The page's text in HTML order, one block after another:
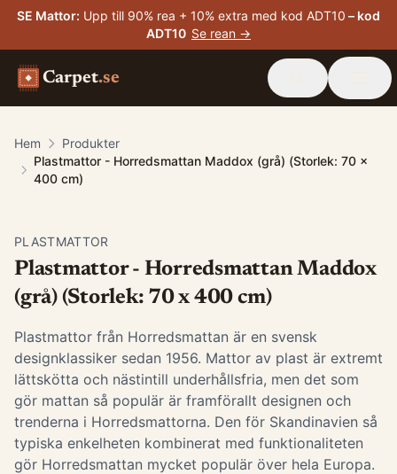
SE Mattor: Upp till 90% rea + 10% extra med kod ADT10 – kod
ADT10 Se rean →
Carpet.se
Hem
Produkter
Plastmattor - Horredsmattan Maddox (grå) (Storlek: 70 x
400 cm)
PLASTMATTOR
Plastmattor - Horredsmattan Maddox
(grå) (Storlek: 70 x 400 cm)
Plastmattor från Horredsmattan är en svensk
designklassiker sedan 1956. Mattor av plast är extremt
lättskötta och nästintill underhållsfria, men det som
gör mattan så populär är framförallt designen och
trenderna i Horredsmattorna. Den för Skandinavien så
typiska enkelheten kombinerat med funktionaliteten
gör Horredsmattan mycket populär över hela Europa.